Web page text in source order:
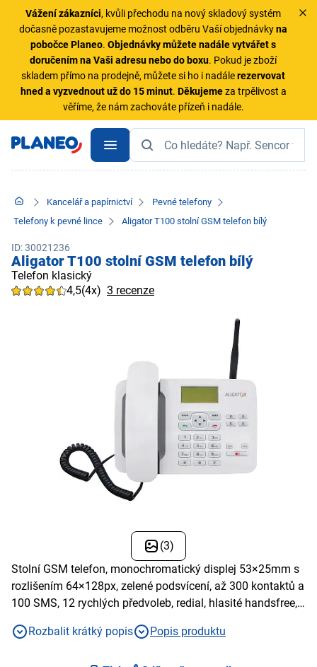
Vážení zákazníci, kvůli přechodu na nový skladový systém
dočasně pozastavujeme možnost odběru Vaší objednávkyna
pobočce Planeo.Objednávky můžete nadále vytvářet s
doručením na Vaši adresu nebo do boxu. Pokud je zboží
skladem přímo na prodejně, můžete si ho i nadálerezervovat
hned a vyzvednout už do 15 minut. Děkujemeza trpělivost a
věříme, že nám zachováte přízeň i nadále.
Kancelář a papírnictví
Pevné telefony
Telefony k pevné lince
Aligator T100 stolní GSM telefon bílý
ID: 30021236
Aligator T100 stolní GSM telefon bílý
Telefon klasický
4,5(4x) 3 recenze
(3)
Stolní GSM telefon, monochromatický displej 53×25mm s
rozlišením 64×128px, zelené podsvícení, až 300 kontaktů a
100 SMS, 12 rychlých předvoleb, redial, hlasité handsfree,
Rozbalit krátký popis
Popis produktu